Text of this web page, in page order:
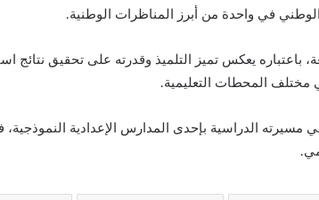
في واحدة من أبرز المناظرات الوطنية.
باعتباره يعكس تميز التلميذ وقدرته على تحقيق نتائج
مختلف المحطات التعليمية.
الدراسية بإحدى المدارس الإعدادية